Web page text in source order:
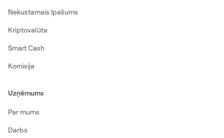
Nekustamais īpašums
Kriptovalūta
Smart Cash
Komisija
Uzņēmums
Par mums
Darbs